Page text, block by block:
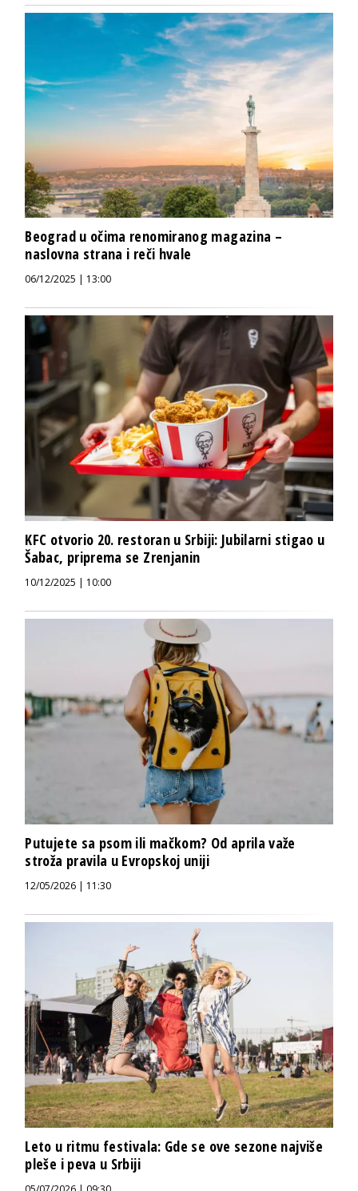
Beograd u očima renomiranog magazina –
naslovna strana i reči hvale
06/12/2025 | 13:00
KFC otvorio 20. restoran u Srbiji: Jubilarni stigao u
Šabac, priprema se Zrenjanin
10/12/2025 | 10:00
Putujete sa psom ili mačkom? Od aprila važe
stroža pravila u Evropskoj uniji
12/05/2026 | 11:30
Leto u ritmu festivala: Gde se ove sezone najviše
pleše i peva u Srbiji